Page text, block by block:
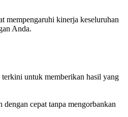
mempengaruhi kinerja keseluruhan
Anda.
untuk memberikan hasil yang
cepat tanpa mengorbankan